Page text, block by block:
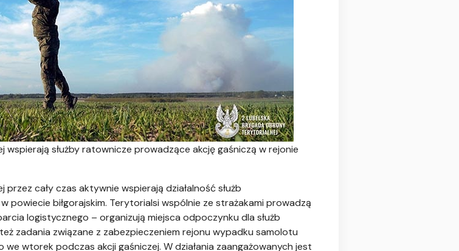
wspierają służby ratownicze prowadzące akcję gaśniczą w rejonie
cały czas aktywnie wspierają działalność służb
powiecie biłgorajskim. Terytorialsi wspólnie ze strażakami prowadzą
logistycznego – organizują miejsca odpoczynku dla służb
zadania związane z zabezpieczeniem rejonu wypadku samolotu
wtorek podczas akcji gaśniczej. W działania zaangażowanych jest